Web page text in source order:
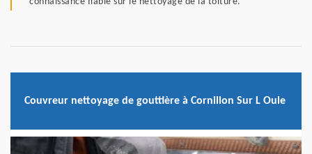
Couvreur nettoyage de gouttière à Cornillon Sur L Oule